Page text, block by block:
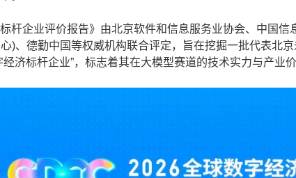
企业评价报告》由北京软件和信息服务业协会、中国信
)、德勤中国等权威机构联合评定，旨在挖掘一批代表北京
济标杆企业”，标志着其在大模型赛道的技术实力与产业